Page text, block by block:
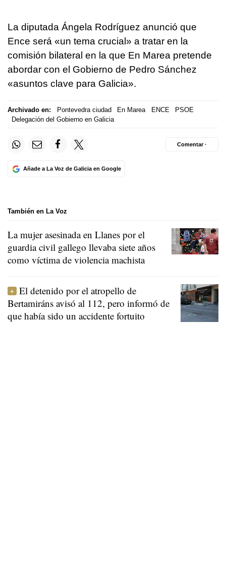
La diputada Ángela Rodríguez anunció que
Ence será «un tema crucial» a tratar en la
comisión bilateral en la que En Marea pretende
abordar con el Gobierno de Pedro Sánchez
«asuntos clave para Galicia».
Archivado en: Pontevedra ciudad En Marea ENCE
PSOE
Delegación del Gobierno en Galicia
Añade a La Voz de Galicia en Google
Comentar ·
También en La Voz
La mujer asesinada en Llanes por el
guardia civil gallego llevaba siete años
como víctima de violencia machista
El detenido por el atropello de
Bertamiráns avisó al 112, pero informó de
que había sido un accidente fortuito